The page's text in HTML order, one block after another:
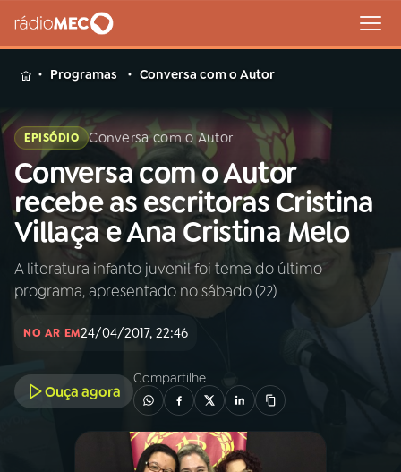
MENU
Buscar
na
Rádio
MEC
Buscar
Início AO VIVO
INÍCIO
A RÁDIO
PROGRAMAÇÃO
Programas Conversa com o Autor
EPISÓDIO Conversa com o Autor
Conversa com o Autor
recebe as escritoras Cristina
Villaça e Ana Cristina Melo
A literatura infanto juvenil foi tema do último
programa, apresentado no sábado (22)
NO AR EM24/04/2017, 22:46
Ouça agora
Compartilhe